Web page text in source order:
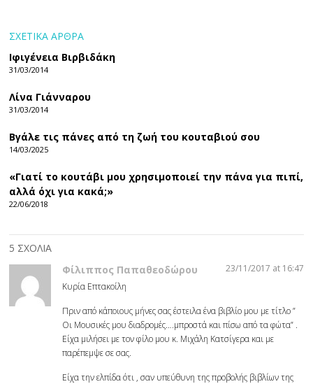
ΣΧΕΤΙΚΑ ΑΡΘΡΑ
Ιφιγένεια Βιρβιδάκη
31/03/2014
Λίνα Γιάνναρου
31/03/2014
Βγάλε τις πάνες από τη ζωή του κουταβιού σου
14/03/2025
«Γιατί το κουτάβι μου χρησιμοποιεί την πάνα για πιπί,
αλλά όχι για κακά;»
22/06/2018
5 ΣΧΟΛΙΑ
Φίλιππος Παπαθεοδώρου
23/11/2017 at 16:47
Κυρία Επτακοίλη
Πριν από κάποιους μήνες σας έστειλα ένα βιβλίο μου με τίτλο ”
Οι Μουσικές μου διαδρομές….μπροστά και πίσω από τα φώτα” .
Είχα μιλήσει με τον φίλο μου κ. Μιχάλη Κατσίγερα και με
παρέπεμψε σε σας.
Είχα την ελπίδα ότι , σαν υπεύθυνη της προβολής βιβλίων της